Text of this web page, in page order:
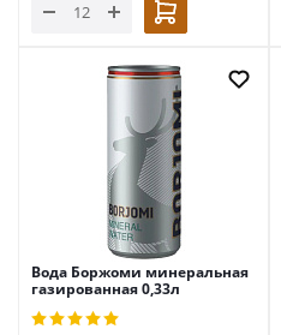
Вода Боржоми минеральная
газированная 0,33л